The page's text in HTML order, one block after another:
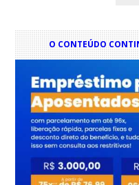
O CONTEÚDO